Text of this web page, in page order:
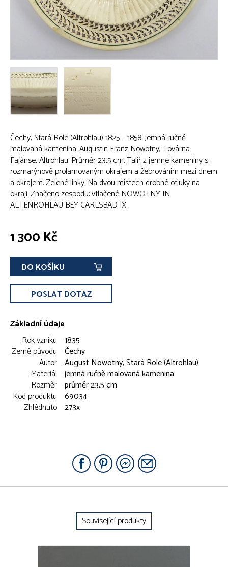
Čechy, Stará Role (Altrohlau) 1825 – 1858. Jemná ručně
malovaná kamenina. Augustin Franz Nowotny, Továrna
Fajánse, Altrohlau. Průměr 23,5 cm. Talíř z jemné kameniny s
rozmarýnově prolamovaným okrajem a žebrováním mezi dnem
a okrajem. Zelené linky. Na dvou místech drobné otluky na
okraji. Značeno zespodu: vtlačené NOWOTNY IN
ALTENROHLAU BEY CARLSBAD IX.
1 300 Kč
DO KOŠÍKU
POSLAT DOTAZ
Základní údaje
Rok vzniku 1835
Země původu Čechy
Autor August Nowotny, Stará Role (Altrohlau)
Materiál jemná ručně malovaná kamenina
Rozměr průměr 23,5 cm
Kód produktu 69034
Zhlédnuto 273x
Související produkty